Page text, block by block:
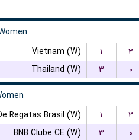
Vietnam (W)
۱ ۳
Thailand (W)
۳ ۰
Regatas Brasil (W)
۱ ۳
BNB Clube CE (W)
۳ ۰